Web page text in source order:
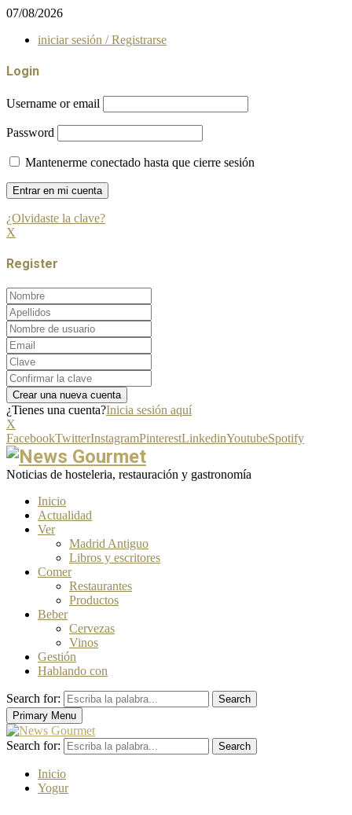
07/08/2026
iniciar sesión / Registrarse
Login
Username or email
Password
Mantenerme conectado hasta que cierre sesión
¿Olvidaste la clave?
X
Register
¿Tienes una cuenta?Inicia sesión aquí
X
FacebookTwitterInstagramPinterestLinkedinYoutubeSpotify
Noticias de hosteleria, restauración y gastronomía
Inicio
Actualidad
Ver
Madrid Antiguo
Libros y escritores
Comer
Restaurantes
Productos
Beber
Cervezas
Vinos
Gestión
Hablando con
Search for:
Search
Primary Menu
Search for: Search
Inicio
Yogur